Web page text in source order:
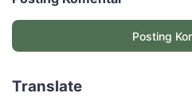
Posting
Translate